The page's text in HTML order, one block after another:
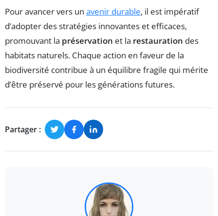
Pour avancer vers un avenir durable, il est impératif
d’adopter des stratégies innovantes et efficaces,
promouvant la préservation et la restauration des
habitats naturels. Chaque action en faveur de la
biodiversité contribue à un équilibre fragile qui mérite
d’être préservé pour les générations futures.
Partager :